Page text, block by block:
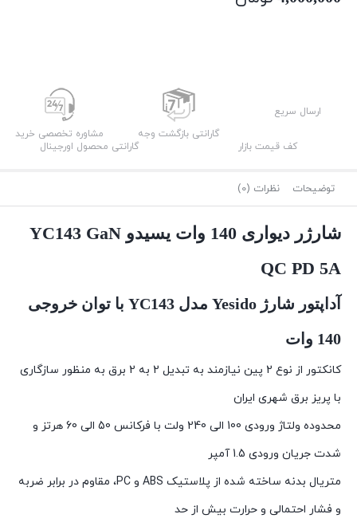
ارسال سریع
گارانتی بازگشت وجه
مشاوره تخصصی خرید
کف قیمت بازار
گارانتی محصول اورجینال
توضیحات نظرات (0)
شارژر دیواری 140 وات یسیدو YC143 GaN
QC PD 5A
آداپتور شارژ Yesido مدل YC143 با توان خروجی
140 وات
کانکتور از نوع 2 پین نیازمند به تبدیل 2 به 2 برق به منظور سازگاری
با پریز برق شهری ایران
محدوده ولتاژ ورودی 100 الی 240 ولت با فرکانس 50 الی 60 هرتز و
شدت جریان ورودی 1.5 آمپر
متریال بدنه ساخته شده از پلاستیک ABS و PC، مقاوم در برابر ضربه
و فشار احتمالی و حرارت بیش از حد